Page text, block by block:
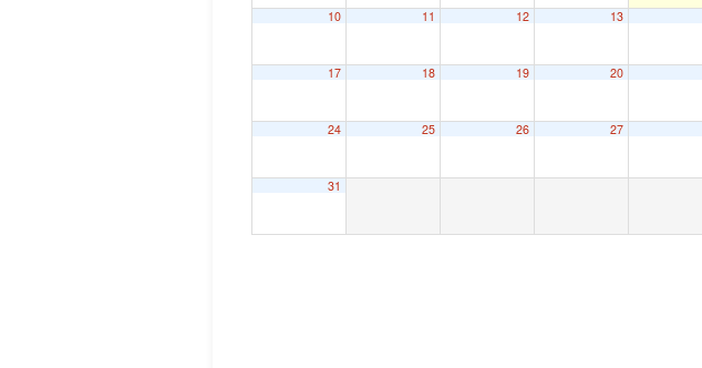
10 11 12 13
17 18 19 20
24 25 26 27
31